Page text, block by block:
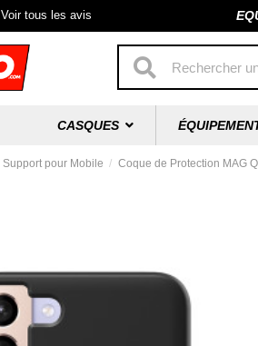
Voir tous les avis
CASQUES
Support pour Mobile Coque de Protection MAG